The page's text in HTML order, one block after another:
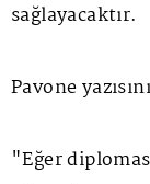
sağlayacaktır.
Pavone
"Eğer